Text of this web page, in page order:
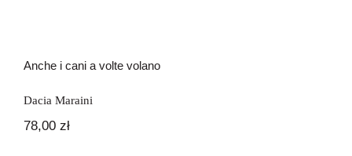
Anche i cani a volte volano
Dacia Maraini
78,00 zł